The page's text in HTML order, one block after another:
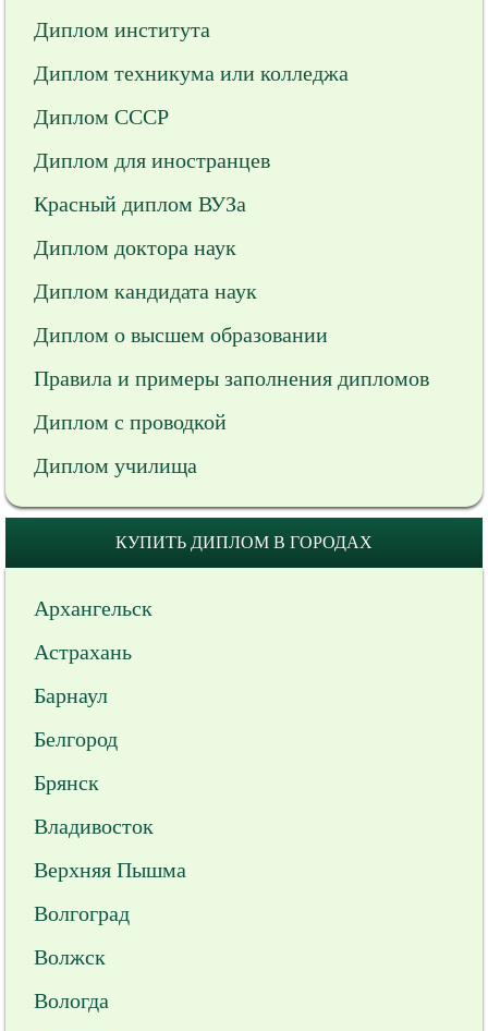
Диплом института
Диплом техникума или колледжа
Диплом СССР
Диплом для иностранцев
Красный диплом ВУЗа
Диплом доктора наук
Диплом кандидата наук
Диплом о высшем образовании
Правила и примеры заполнения дипломов
Диплом с проводкой
Диплом училища
КУПИТЬ ДИПЛОМ В ГОРОДАХ
Архангельск
Астрахань
Барнаул
Белгород
Брянск
Владивосток
Верхняя Пышма
Волгоград
Волжск
Вологда